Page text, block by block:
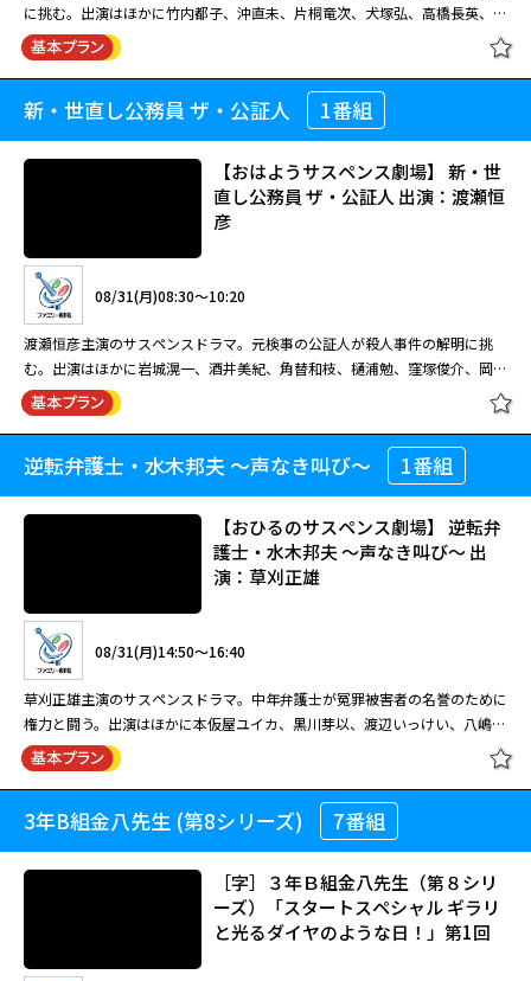
に挑む。出演はほかに竹内都子、沖直未、片桐竜次、犬塚弘、高橋長英、西
尾まり、蟹江敬三。 元検事の公証人・真山壱成（渡瀬恒彦）は元判事の公
証人・天野正直（蟹江敬三）と共に公証役場を構えていた。ある日、真山は
路上でケガをした不動産会社社長・鈴木一博（高橋長英）を助ける。彼には
百合香（吉田羊）という娘がいるが、前妻の娘・映子（西尾まり）が産んだ
孫・陸を溺愛しており、後妻共々疎ましく思っていた。そんな折、真山は鈴
木から遺言について相談される。しかし約束の前日、鈴木が死体で発見され
【おはようサスペンス劇場】 世直し
公務員 ザ・公証人７ 出演：渡瀬恒彦
08/24(月)08:30～10:20
渡瀬恒彦主演のサスペンスドラマ第７弾。元検事の公証人が殺人事件の解明
に挑む。出演はほかに竹内都子、沖直未、片桐竜次、犬塚弘、高橋長英、西
尾まり、蟹江敬三。 元検事の公証人・真山壱成（渡瀬恒彦）は元判事の公
証人・天野正直（蟹江敬三）と共に公証役場を構えていた。ある日、真山は
路上でケガをした不動産会社社長・鈴木一博（高橋長英）を助ける。彼には
百合香（吉田羊）という娘がいるが、前妻の娘・映子（西尾まり）が産んだ
孫・陸を溺愛しており、後妻共々疎ましく思っていた。そんな折、真山は鈴
木から遺言について相談される。しかし約束の前日、鈴木が死体で発見され
る・・・。
新・世直し公務員 ザ・公証人 1番組
【おはようサスペンス劇場】 新・世
直し公務員 ザ・公証人 出演：渡瀬恒
彦
08/31(月)08:30～10:20
渡瀬恒彦主演のサスペンスドラマ。元検事の公証人が殺人事件の解明に挑
む。出演はほかに岩城滉一、酒井美紀、角替和枝、樋浦勉、窪塚俊介、岡本
富士太、宮崎美子。 ある日、静岡県沼津市で公証役場を開く元検事の公証
人・真山壱成（渡瀬恒彦）を一人の青年・白石良太（窪塚俊介）が訪ねてく
る。真山は依頼を受け、彼の伯母である藤野妙子（赤座美代子）のもとを訪
ねるが、彼女が後見人に指名した弁護士・茂木謙介（堀内正美）が死んだと
の報せが入る。茂木の事務所に駆けつけた真山は驚く。死体の発見者はなん
と彼の娘で弁護士の谷村元子（酒井美紀）だった・・・。
【おはようサスペンス劇場】 新・世
直し公務員 ザ・公証人 出演：渡瀬恒
彦
08/31(月)08:30～10:20
渡瀬恒彦主演のサスペンスドラマ。元検事の公証人が殺人事件の解明に挑
む。出演はほかに岩城滉一、酒井美紀、角替和枝、樋浦勉、窪塚俊介、岡本
富士太、宮崎美子。 ある日、静岡県沼津市で公証役場を開く元検事の公証
人・真山壱成（渡瀬恒彦）を一人の青年・白石良太（窪塚俊介）が訪ねてく
る。真山は依頼を受け、彼の伯母である藤野妙子（赤座美代子）のもとを訪
ねるが、彼女が後見人に指名した弁護士・茂木謙介（堀内正美）が死んだと
の報せが入る。茂木の事務所に駆けつけた真山は驚く。死体の発見者はなん
と彼の娘で弁護士の谷村元子（酒井美紀）だった・・・。
逆転弁護士・水木邦夫 ～声なき叫び～ 1番組
【おひるのサスペンス劇場】 逆転弁
護士・水木邦夫 ～声なき叫び～ 出
演：草刈正雄
08/31(月)14:50～16:40
草刈正雄主演のサスペンスドラマ。中年弁護士が冤罪被害者の名誉のために
権力と闘う。出演はほかに本仮屋ユイカ、黒川芽以、渡辺いっけい、八嶋智
人、高橋克実。 閑静な住宅街を震え上がらせた連続通り魔殺人事件の犯人
と目された一人の青年が、証拠不十分にもかかわらず警察に確保され、過剰
な公務執行によって命を落としてしまう。このことを知った中年弁護士・水
木邦夫（草刈正雄）は引退を撤回し、青年の名誉のために立ち上がる
が・・・。
【おひるのサスペンス劇場】 逆転弁
護士・水木邦夫 ～声なき叫び～ 出
演：草刈正雄
08/31(月)14:50～16:40
3年B組金八先生 (第8シリーズ) 7番組
［字］３年Ｂ組金八先生（第８シリ
ーズ）「スタートスペシャル ギラリ
と光るダイヤのような日！」第1回